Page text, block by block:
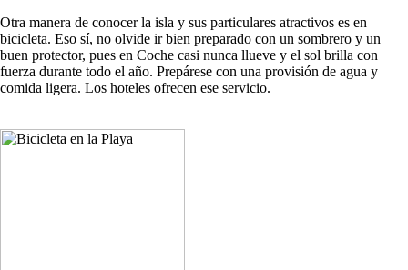
Otra manera de conocer la isla y sus particulares atractivos es en
bicicleta. Eso sí, no olvide ir bien preparado con un sombrero y un
buen protector, pues en Coche casi nunca llueve y el sol brilla con
fuerza durante todo el año. Prepárese con una provisión de agua y
comida ligera. Los hoteles ofrecen ese servicio.